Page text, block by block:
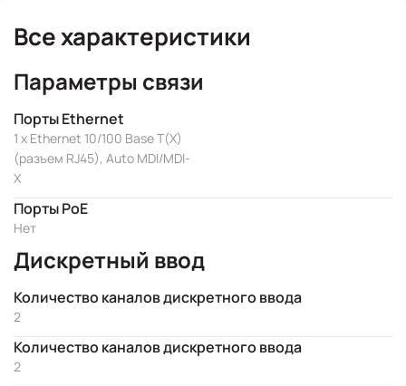
Все характеристики
Параметры связи
Порты Ethernet
1 x Ethernet 10/100 Base T(X)
(разъем RJ45), Auto MDI/MDI-
X
Порты PoE
Нет
Дискретный ввод
Количество каналов дискретного ввода
2
Количество каналов дискретного ввода
2